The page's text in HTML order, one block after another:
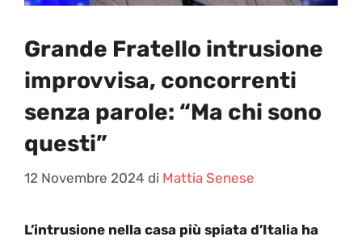
Grande Fratello intrusione
improvvisa, concorrenti
senza parole: “Ma chi sono
questi”
12 Novembre 2024 di Mattia Senese
L’intrusione nella casa più spiata d’Italia ha